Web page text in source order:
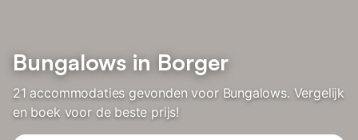
Bungalows in Borger
21 accommodaties gevonden voor Bungalows. Vergelijk
en boek voor de beste prijs!